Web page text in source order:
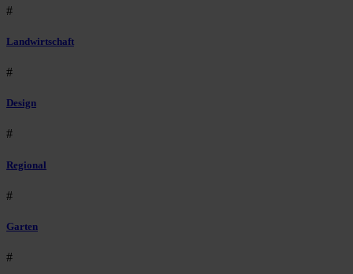
#
Landwirtschaft
#
Design
#
Regional
#
Garten
#